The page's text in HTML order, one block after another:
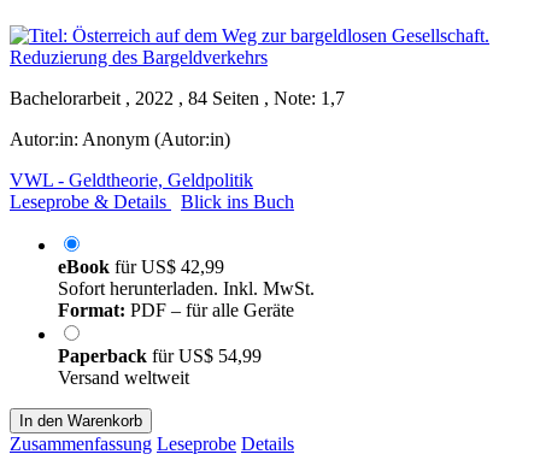
Bachelorarbeit , 2022 , 84 Seiten , Note: 1,7
Autor:in: Anonym (Autor:in)
VWL - Geldtheorie, Geldpolitik
Leseprobe & Details
Blick ins Buch
eBook fürUS$ 42,99
Sofort herunterladen. Inkl. MwSt.
Format: PDF – für alle Geräte
Paperback fürUS$ 54,99
Versand weltweit
In den Warenkorb
Zusammenfassung Leseprobe Details